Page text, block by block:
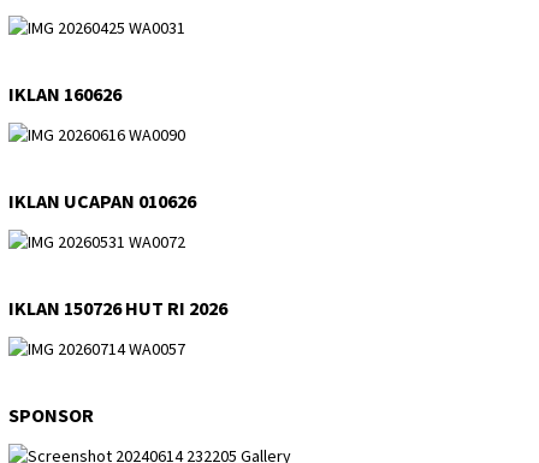
IKLAN 160626
IKLAN UCAPAN 010626
IKLAN 150726 HUT RI 2026
SPONSOR